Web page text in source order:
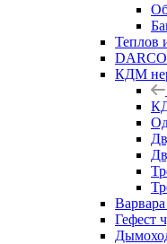
Теплов
КДМ
Гефест